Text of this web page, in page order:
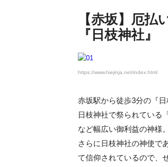
【赤坂】厄
『日枝神社』
https://www.hiejinja.net/index.html
赤坂駅から徒歩3分の『
日枝神社で祭られている
など幅広い御利益の神様。
さらに日枝神社の神使で
て信仰されているので、